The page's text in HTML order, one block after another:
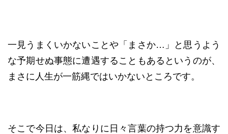
一見うまくいかないことや「まさか…」と思うよう
な予期せぬ事態に遭遇することもあるというのが、
まさに人生が一筋縄ではいかないところです。
そこで今日は、私なりに日々言葉の持つ力を意識す